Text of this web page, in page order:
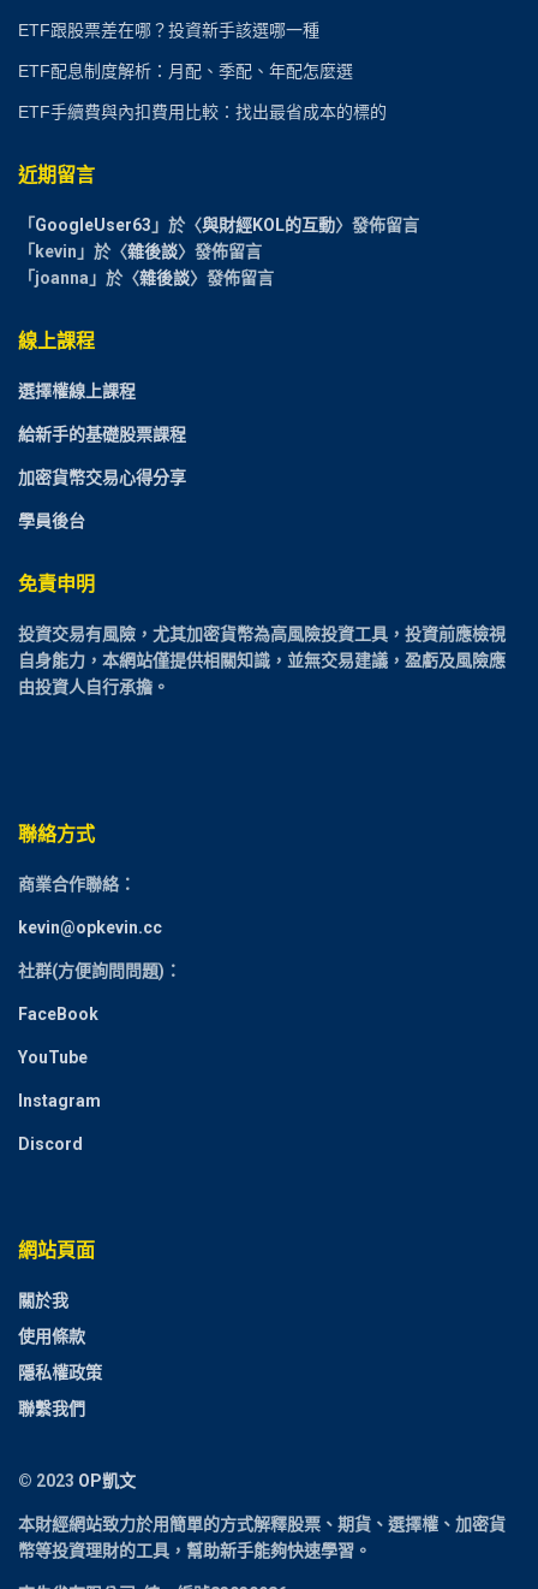
ETF跟股票差在哪？投資新手該選哪一種
ETF配息制度解析：月配、季配、年配怎麼選
ETF手續費與內扣費用比較：找出最省成本的標的
近期留言
「 GoogleUser63 」於〈與財經KOL的互動〉發佈留言
「 kevin 」於〈雜後談〉發佈留言
「 joanna 」於〈雜後談〉發佈留言
線上課程
選擇權線上課程
給新手的基礎股票課程
加密貨幣交易心得分享
學員後台
免責申明
投資交易有風險，尤其加密貨幣為高風險投資工具，投資前應檢視
自身能力，本網站僅提供相關知識，並無交易建議，盈虧及風險應
由投資人自行承擔。
聯絡方式
商業合作聯絡：
kevin@opkevin.cc
社群(方便詢問問題)：
FaceBook
YouTube
Instagram
Discord
網站頁面
關於我
使用條款
隱私權政策
聯繫我們
© 2023 OP凱文
本財經網站致力於用簡單的方式解釋股票、期貨、選擇權、加密貨
幣等投資理財的工具，幫助新手能夠快速學習。